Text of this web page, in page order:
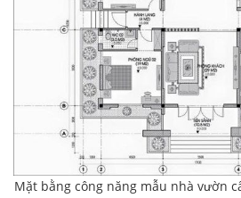
Mặt bằng công năng mẫu nhà vườn